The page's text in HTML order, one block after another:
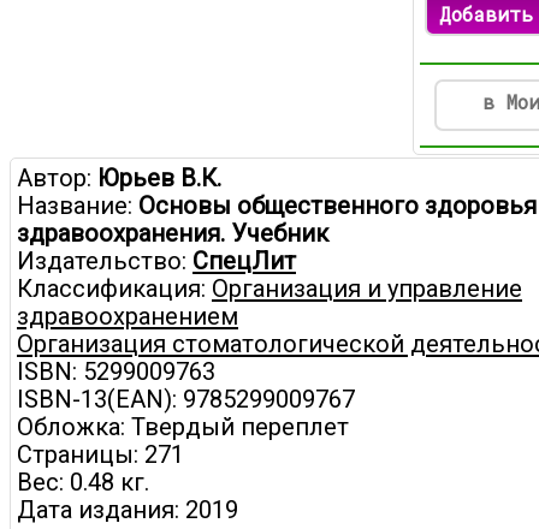
в
Автор: Юрьев В.К.
Название: Основы общественного
здравоохранения. Учебник
Издательство: СпецЛит
Классификация: Организация и управление
здравоохранением
Организация стоматологической
ISBN: 5299009763
ISBN-13(EAN): 9785299009767
Обложка: Твердый переплет
Страницы: 271
Вес: 0.48 кг.
Дата издания: 2019